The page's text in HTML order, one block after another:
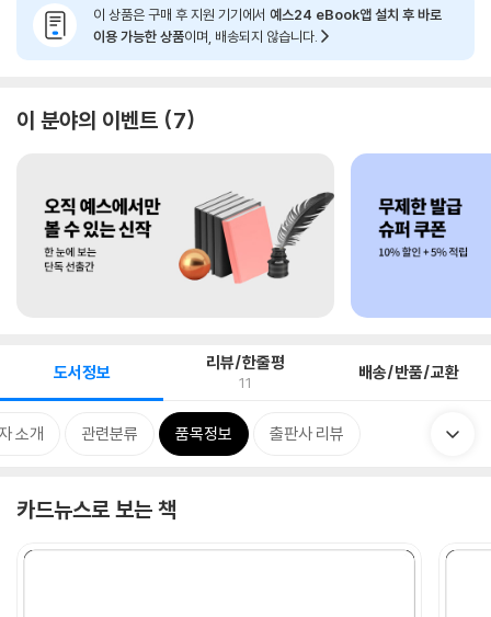
이 상품은 구매 후 지원 기기에서 예스24 eBook앱 설치 후 바로
이용 가능한 상품이며, 배송되지 않습니다.
이 분야의 이벤트 7
도서정보 리뷰/한줄평
11 배송/반품/교환
소개 관련분류 품목정보 출판사 리뷰
카드뉴스로 보는 책